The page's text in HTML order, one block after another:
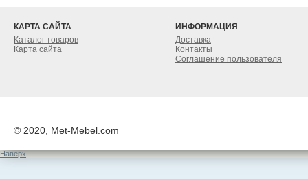
КАРТА САЙТА
Каталог товаров
Карта сайта
ИНФОРМАЦИЯ
Доставка
Контакты
Соглашение пользователя
© 2020, Met-Mebel.com
Наверх